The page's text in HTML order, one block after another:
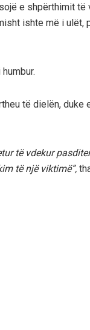
e shpërthimit
ishte më i ulët,
të dielën, duke
të vdekur
të një viktimë”,